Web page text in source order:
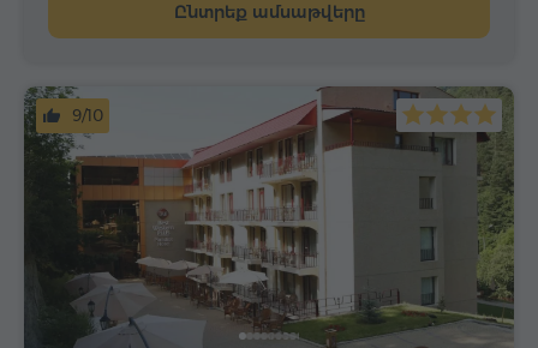
Ընտրեք ամսաթվերը
9/10